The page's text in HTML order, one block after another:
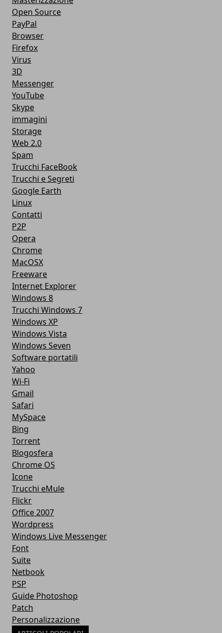
Open Source
PayPal
Browser
Firefox
Virus
3D
Messenger
YouTube
Skype
immagini
Storage
Web 2.0
Spam
Trucchi FaceBook
Trucchi e Segreti
Google Earth
Linux
Contatti
P2P
Opera
Chrome
MacOSX
Freeware
Internet Explorer
Windows 8
Trucchi Windows 7
Windows XP
Windows Vista
Windows Seven
Software portatili
Yahoo
Wi-Fi
Gmail
Safari
MySpace
Bing
Torrent
Blogosfera
Chrome OS
Icone
Trucchi eMule
Flickr
Office 2007
Wordpress
Windows Live Messenger
Font
Suite
Netbook
PSP
Guide Photoshop
Patch
Personalizzazione